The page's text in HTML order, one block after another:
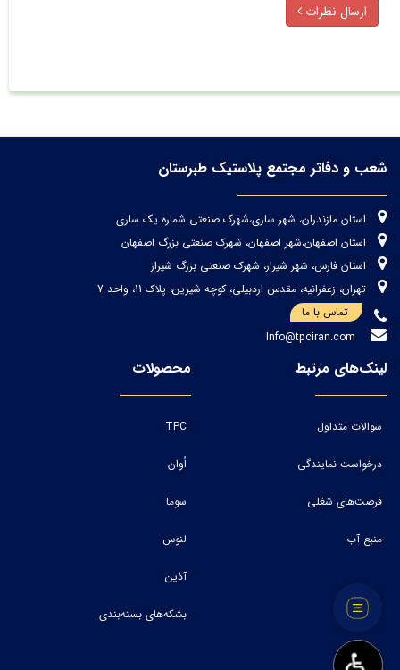
ارسال نظرات
شعب و دفاتر مجتمع پلاستیک طبرستان
استان مازندران، شهر ساری،شهرک صنعتی شماره یک ساری
استان اصفهان،شهر اصفهان، شهرک صنعتی بزرگ اصفهان
استان فارس، شهر شیراز، شهرک صنعتی بزرگ شیراز
تهران، زعفرانیه، مقدس اردبیلی، کوچه شیرین، پلاک 11، واحد 7
تماس با ما
لینک‌های مرتبط
سوالات متداول
درخواست نمایندگی
فرصت‌های شغلی
منبع آب
محصولات
TPC
اُوان
سوما
لنوس
آذین
بشکه‌های بسته‌بندی